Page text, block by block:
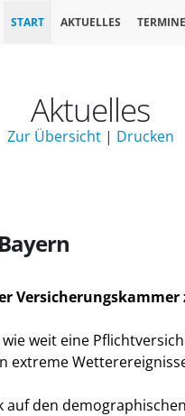
START AKTUELLES TERMINE
Aktuelles
Zur Übersicht| Drucken
weit eine
extreme
den